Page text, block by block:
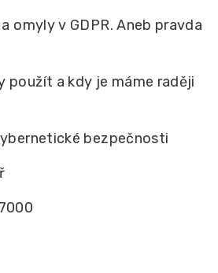
omyly v GDPR. Aneb pravda
použít a kdy je máme raději
bezpečnosti